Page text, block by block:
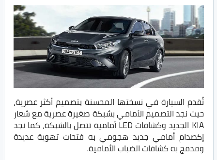
تُقدم السيارة في نسختها المحسنة بتصميم أكثر عصرية،
حيث نجد التصميم الأمامي بشبكة صغيرة عصرية مع شعار
KIA الجديد وكشافات LED أمامية تتصل بالشبكة، كما نجد
إكصدام أمامي جديد هجومي به فتحات تهوية عديدة
ومدمج به كشافات الضباب الأمامية.